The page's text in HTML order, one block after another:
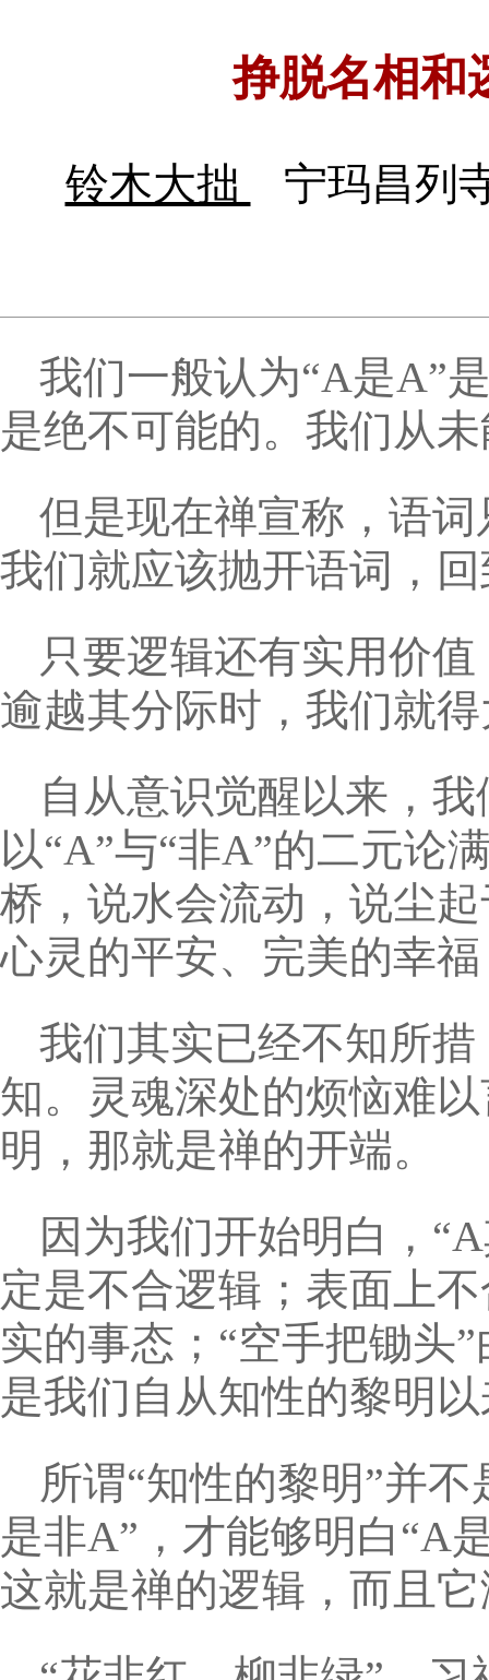
挣脱名相和
铃木大拙 宁玛昌列
我们一般认为“A是A”
是绝不可能的。我们从
但是现在禅宣称，语
我们就应该抛开语词，
只要逻辑还有实用价
逾越其分际时，我们就
自从意识觉醒以来，
以“A”与“非A”的二元论
桥，说水会流动，说尘
心灵的平安、完美的幸
我们其实已经不知所
知。灵魂深处的烦恼难
明，那就是禅的开端。
因为我们开始明白，
定是不合逻辑；表面上
实的事态；“空手把锄头
是我们自从知性的黎明
所谓“知性的黎明”并
是非A”，才能够明白“A
这就是禅的逻辑，而且